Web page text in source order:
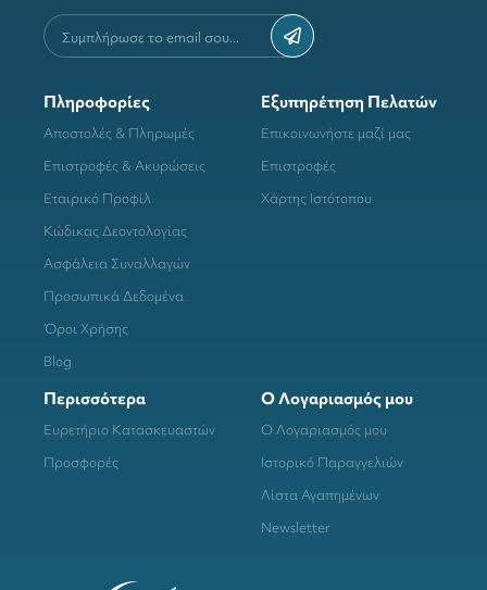
Πληροφορίες
Αποστολές & Πληρωμές
Επιστροφές & Ακυρώσεις
Εταιρικό Προφίλ
Κώδικας Δεοντολογίας
Ασφάλεια Συναλλαγών
Προσωπικά Δεδομένα
Όροι Χρήσης
Blog
Εξυπηρέτηση Πελατών
Επικοινωνήστε μαζί μας
Επιστροφές
Χάρτης Ιστότοπου
Περισσότερα
Ευρετήριο Κατασκευαστών
Προσφορές
Ο Λογαριασμός μου
Ο Λογαριασμός μου
Ιστορικό Παραγγελιών
Λίστα Αγαπημένων
Newsletter